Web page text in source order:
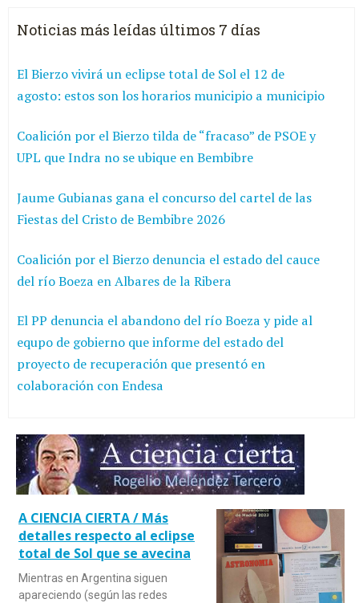
Noticias más leídas últimos 7 días
El Bierzo vivirá un eclipse total de Sol el 12 de
agosto: estos son los horarios municipio a municipio
Coalición por el Bierzo tilda de “fracaso” de PSOE y
UPL que Indra no se ubique en Bembibre
Jaume Gubianas gana el concurso del cartel de las
Fiestas del Cristo de Bembibre 2026
Coalición por el Bierzo denuncia el estado del cauce
del río Boeza en Albares de la Ribera
El PP denuncia el abandono del río Boeza y pide al
equpo de gobierno que informe del estado del
proyecto de recuperación que presentó en
colaboración con Endesa
A CIENCIA CIERTA / Más
detalles respecto al eclipse
total de Sol que se avecina
Mientras en Argentina siguen
apareciendo (según las redes